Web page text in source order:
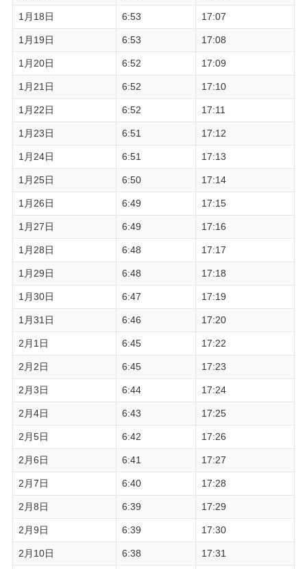
1月18日 6:53 17:07
1月19日 6:53 17:08
1月20日 6:52 17:09
1月21日 6:52 17:10
1月22日 6:52 17:11
1月23日 6:51 17:12
1月24日 6:51 17:13
1月25日 6:50 17:14
1月26日 6:49 17:15
1月27日 6:49 17:16
1月28日 6:48 17:17
1月29日 6:48 17:18
1月30日 6:47 17:19
1月31日 6:46 17:20
2月1日 6:45 17:22
2月2日 6:45 17:23
2月3日 6:44 17:24
2月4日 6:43 17:25
2月5日 6:42 17:26
2月6日 6:41 17:27
2月7日 6:40 17:28
2月8日 6:39 17:29
2月9日 6:39 17:30
2月10日 6:38 17:31